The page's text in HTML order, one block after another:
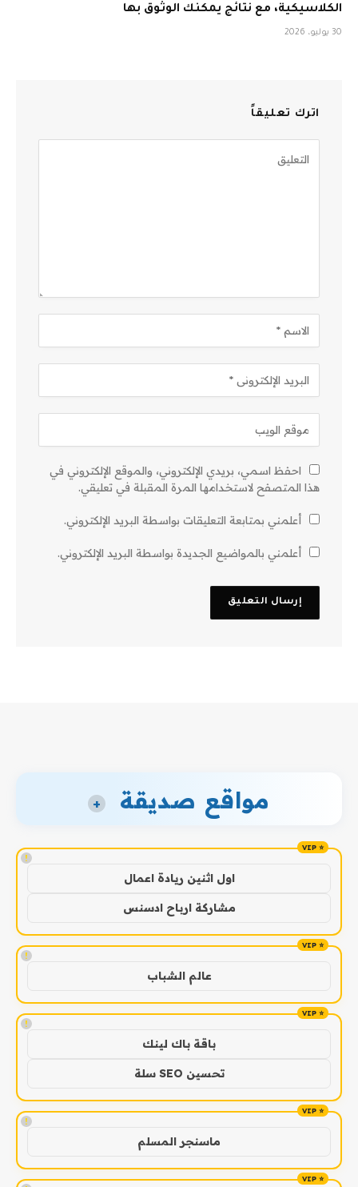
الكلاسيكية، مع نتائج يمكنك الوثوق بها
30 يوليو، 2026
اترك تعليقاً
احفظ اسمي، بريدي الإلكتروني، والموقع الإلكتروني في
هذا المتصفح لاستخدامها المرة المقبلة في تعليقي.
أعلمني بمتابعة التعليقات بواسطة البريد الإلكتروني.
أعلمني بالمواضيع الجديدة بواسطة البريد الإلكتروني.
مواقع صديقة +
!
اول اثنين ريادة اعمال
مشاركة ارباح ادسنس
!
عالم الشباب
!
باقة باك لينك
تحسين SEO سلة
!
ماسنجر المسلم